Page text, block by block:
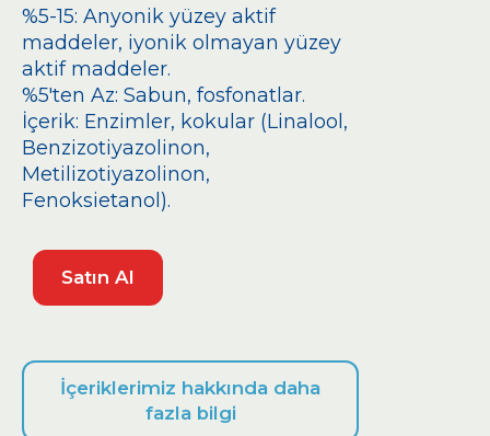
%5-15: Anyonik yüzey aktif
maddeler, iyonik olmayan yüzey
aktif maddeler.
%5'ten Az: Sabun, fosfonatlar.
İçerik: Enzimler, kokular (Linalool,
Benzizotiyazolinon,
Metilizotiyazolinon,
Fenoksietanol).
Satın Al
İçeriklerimiz hakkında daha
fazla bilgi